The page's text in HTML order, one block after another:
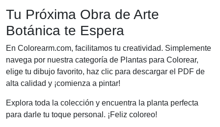
Tu Próxima Obra de Arte
Botánica te Espera
En Colorearm.com, facilitamos tu creatividad. Simplemente
navega por nuestra categoría de Plantas para Colorear,
elige tu dibujo favorito, haz clic para descargar el PDF de
alta calidad y ¡comienza a pintar!
Explora toda la colección y encuentra la planta perfecta
para darle tu toque personal. ¡Feliz coloreo!